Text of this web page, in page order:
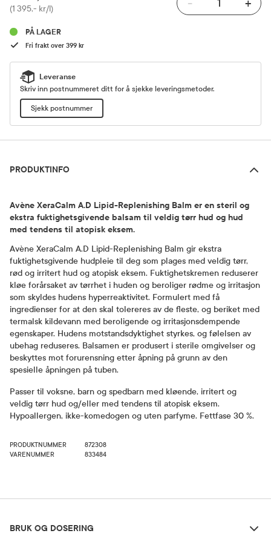
Pris
(1 395,- kr/l) - +
PÅ LAGER
Fri frakt over 399 kr
Leveranse
Skriv inn postnummeret ditt for å sjekke leveringsmetoder.
Sjekk postnummer
PRODUKTINFO
Avène XeraCalm A.D Lipid-Replenishing Balm er en steril og
ekstra fuktighetsgivende balsam til veldig tørr hud og hud
med tendens til atopisk eksem.
Avène XeraCalm A.D Lipid-Replenishing Balm gir ekstra
fuktighetsgivende hudpleie til deg som plages med veldig tørr,
rød og irritert hud og atopisk eksem. Fuktighetskremen reduserer
kløe forårsaket av tørrhet i huden og beroliger rødme og irritasjon
som skyldes hudens hyperreaktivitet. Formulert med få
ingredienser for at den skal tolereres av de fleste, og beriket med
termalsk kildevann med beroligende og irritasjonsdempende
egenskaper. Hudens motstandsdyktighet styrkes, og følelsen av
ubehag reduseres. Balsamen er produsert i sterile omgivelser og
beskyttes mot forurensning etter åpning på grunn av den
spesielle åpningen på tuben.
Passer til voksne, barn og spedbarn med kløende, irritert og
veldig tørr hud og/eller med tendens til atopisk eksem.
Hypoallergen, ikke-komedogen og uten parfyme. Fettfase 30 %.
PRODUKTNUMMER
872308
VARENUMMER
833484
BRUK OG DOSERING